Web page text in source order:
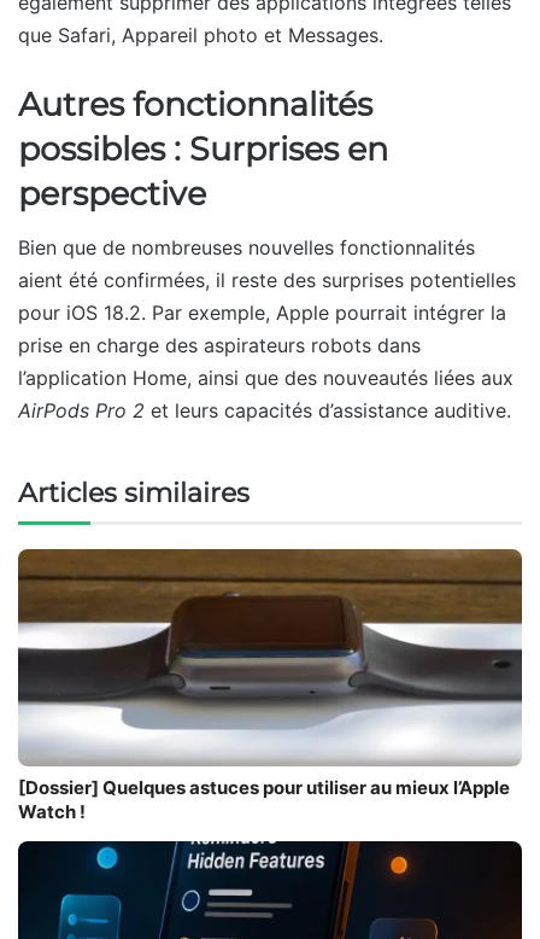
que Safari, Appareil photo et Messages.
Autres fonctionnalités
possibles : Surprises en
perspective
Bien que de nombreuses nouvelles fonctionnalités
aient été confirmées, il reste des surprises potentielles
pour iOS 18.2. Par exemple, Apple pourrait intégrer la
prise en charge des aspirateurs robots dans
l’application Home, ainsi que des nouveautés liées aux
AirPods Pro 2 et leurs capacités d’assistance auditive.
Articles similaires
[Dossier] Quelques astuces pour utiliser au mieux l’Apple
Watch !